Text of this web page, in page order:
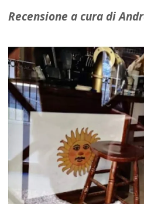
Recensione a cura di